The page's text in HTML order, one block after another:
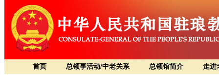
首页 总领事活动/中老关系 总领馆简介 走进